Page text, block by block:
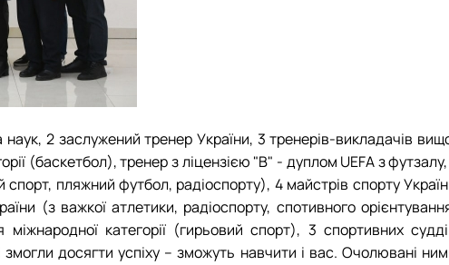
2 заслужений тренер України, 3 тренерів-викладачів
(баскетбол), тренер з ліцензією "В" - дуплом UEFA з футзалу,
спорт, пляжний футбол, радіоспорту), 4 майстрів спорту
(з важкої атлетики, радіоспорту, спотивного
категорії (гирьовий спорт), 3 спортивних
змогли досягти успіху – зможуть навчити і вас. Очолювані